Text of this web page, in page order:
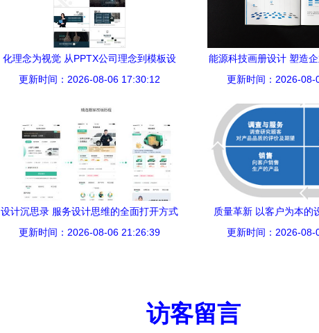
化理念为视觉 从PPTX公司理念到模板设
计的全链路创意赋能
更新时间：2026-08-06 17:30:12
能源科技画册设计 塑造企
以视觉重塑能
更新时间：2026-08-
设计沉思录 服务设计思维的全面打开方式
更新时间：2026-08-06 21:26:39
质量革新 以客户为本的
更新时间：2026-08-
访客留言